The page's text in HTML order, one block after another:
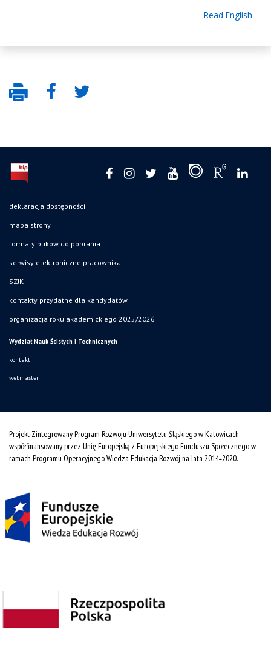
Read English
deklaracja dostępności
mapa strony
formaty plików do pobrania
serwisy elektroniczne pracownika
SZJK
kontakty przydatne dla kandydatów
organizacja roku akademickiego 2025/2026
Wydział Nauk Ścisłych i Technicznych
kontakt
webmaster
Projekt Zintegrowany Program Rozwoju Uniwersytetu Śląskiego w Katowicach
współfinansowany przez Unię Europejską z Europejskiego Funduszu Społecznego w
ramach Programu Operacyjnego Wiedza Edukacja Rozwój na lata 2014˗2020.